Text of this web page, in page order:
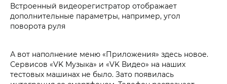
Встроенный видеорегистратор отображает
дополнительные параметры, например, угол
поворота руля
А вот наполнение меню «Приложения» здесь новое.
Сервисов «VK Музыка» и «VK Видео» на наших
тестовых машинах не было. Зато появилась